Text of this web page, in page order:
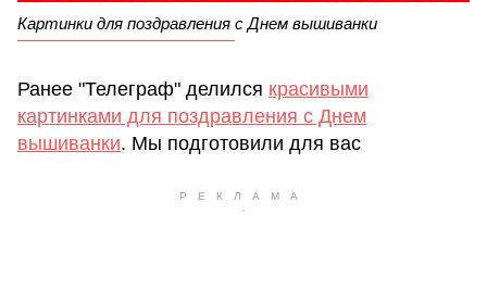
Картинки для поздравления с Днем вышиванки
Ранее "Телеграф" делился красивыми
картинками для поздравления с Днем
вышиванки. Мы подготовили для вас